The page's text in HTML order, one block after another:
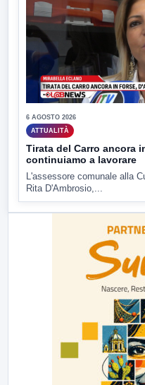
6 AGOSTO 2026
ATTUALITÀ
Tirata del Carro ancora
continuiamo a lavorare
L'assessore comunale alla
Rita D'Ambrosio,...